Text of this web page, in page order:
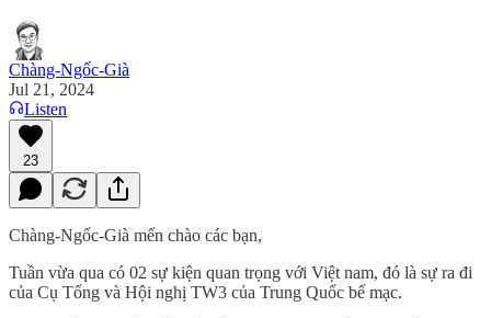
Chàng-Ngốc-Già
Jul 21, 2024
Listen
23
Chàng-Ngốc-Già mến chào các bạn,
Tuần vừa qua có 02 sự kiện quan trọng với Việt nam, đó là sự ra đi
của Cụ Tổng và Hội nghị TW3 của Trung Quốc bế mạc.